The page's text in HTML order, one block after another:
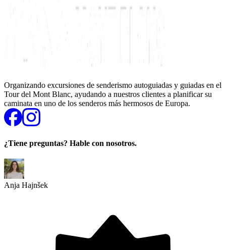
Organizando excursiones de senderismo autoguiadas y guiadas en el
Tour del Mont Blanc, ayudando a nuestros clientes a planificar su
caminata en uno de los senderos más hermosos de Europa.
¿Tiene preguntas? Hable con nosotros.
Anja Hajnšek